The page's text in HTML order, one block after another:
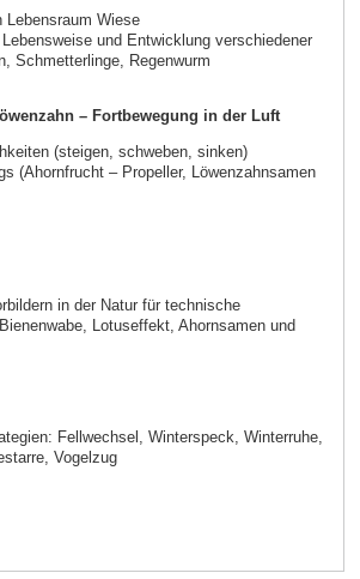
Lebensraum Wiese
und Entwicklung verschiedener
Schmetterlinge, Regenwurm
– Fortbewegung in der Luft
(steigen, schweben, sinken)
(Ahornfrucht – Propeller, Löwenzahnsamen
in der Natur für technische
Lotuseffekt, Ahornsamen und
Fellwechsel, Winterspeck, Winterruhe,
Vogelzug